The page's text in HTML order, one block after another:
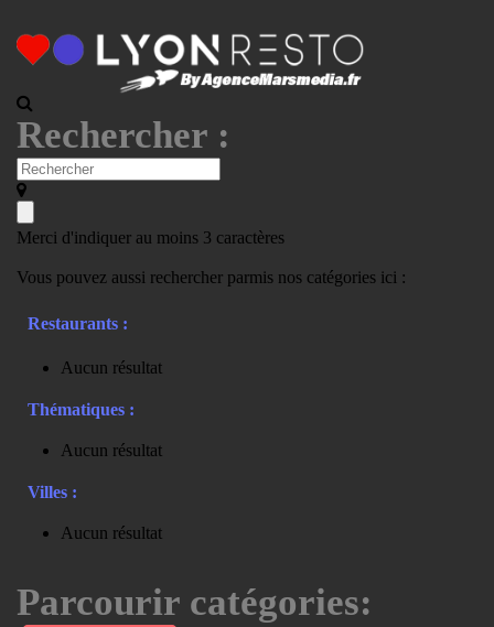
Rechercher :
Merci d'indiquer au moins 3 caractères
Vous pouvez aussi rechercher parmis nos catégories ici :
Restaurants :
Aucun résultat
Thématiques :
Aucun résultat
Villes :
Aucun résultat
Parcourir catégories: